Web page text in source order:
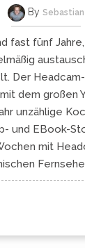
By Sebastian
fast fünf
Der
dem großen
unzählige
und EBook-
mit